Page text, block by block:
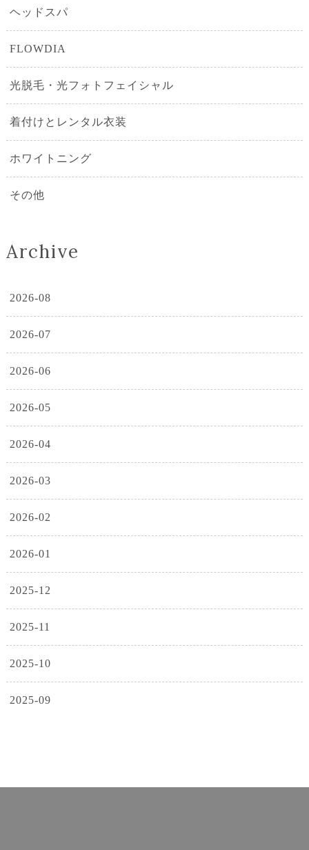
ヘッドスパ
FLOWDIA
光脱毛・光フォトフェイシャル
着付けとレンタル衣装
ホワイトニング
その他
Archive
2026-08
2026-07
2026-06
2026-05
2026-04
2026-03
2026-02
2026-01
2025-12
2025-11
2025-10
2025-09